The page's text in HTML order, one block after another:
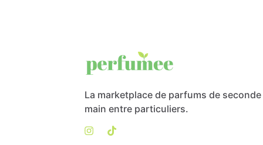
La marketplace de parfums de seconde
main entre particuliers.